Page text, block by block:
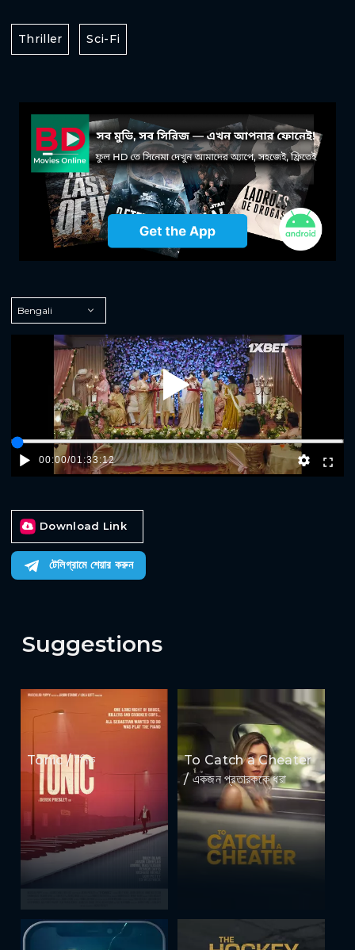
Thriller Sci-Fi
Play
00:00/01:33:12
Download Link
টেলিগ্রামে শেয়ার করুন
Suggestions
Tonic / টনিক
To Catch a Cheater
/ একজন প্রতারককে ধরা